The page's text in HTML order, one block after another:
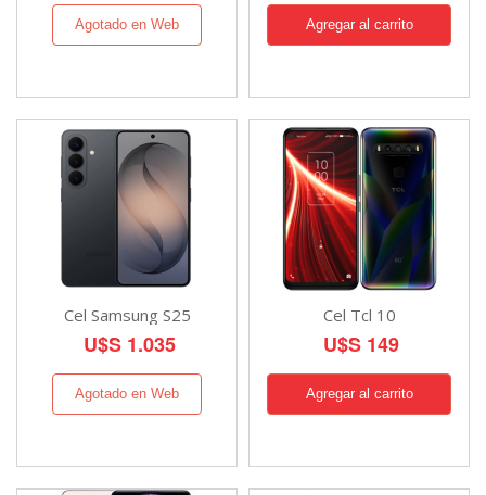
Agotado en Web
Cel Samsung S25
U$S 1.035
Agotado en Web
Cel Tcl 10
U$S 149